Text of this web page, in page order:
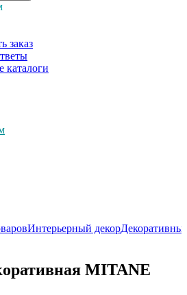
заказ
каталоги
Интерьерный декор
MITANE